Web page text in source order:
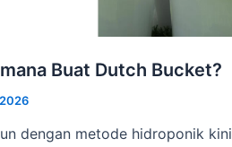
Buat Dutch Bucket?
dengan metode hidroponik kini